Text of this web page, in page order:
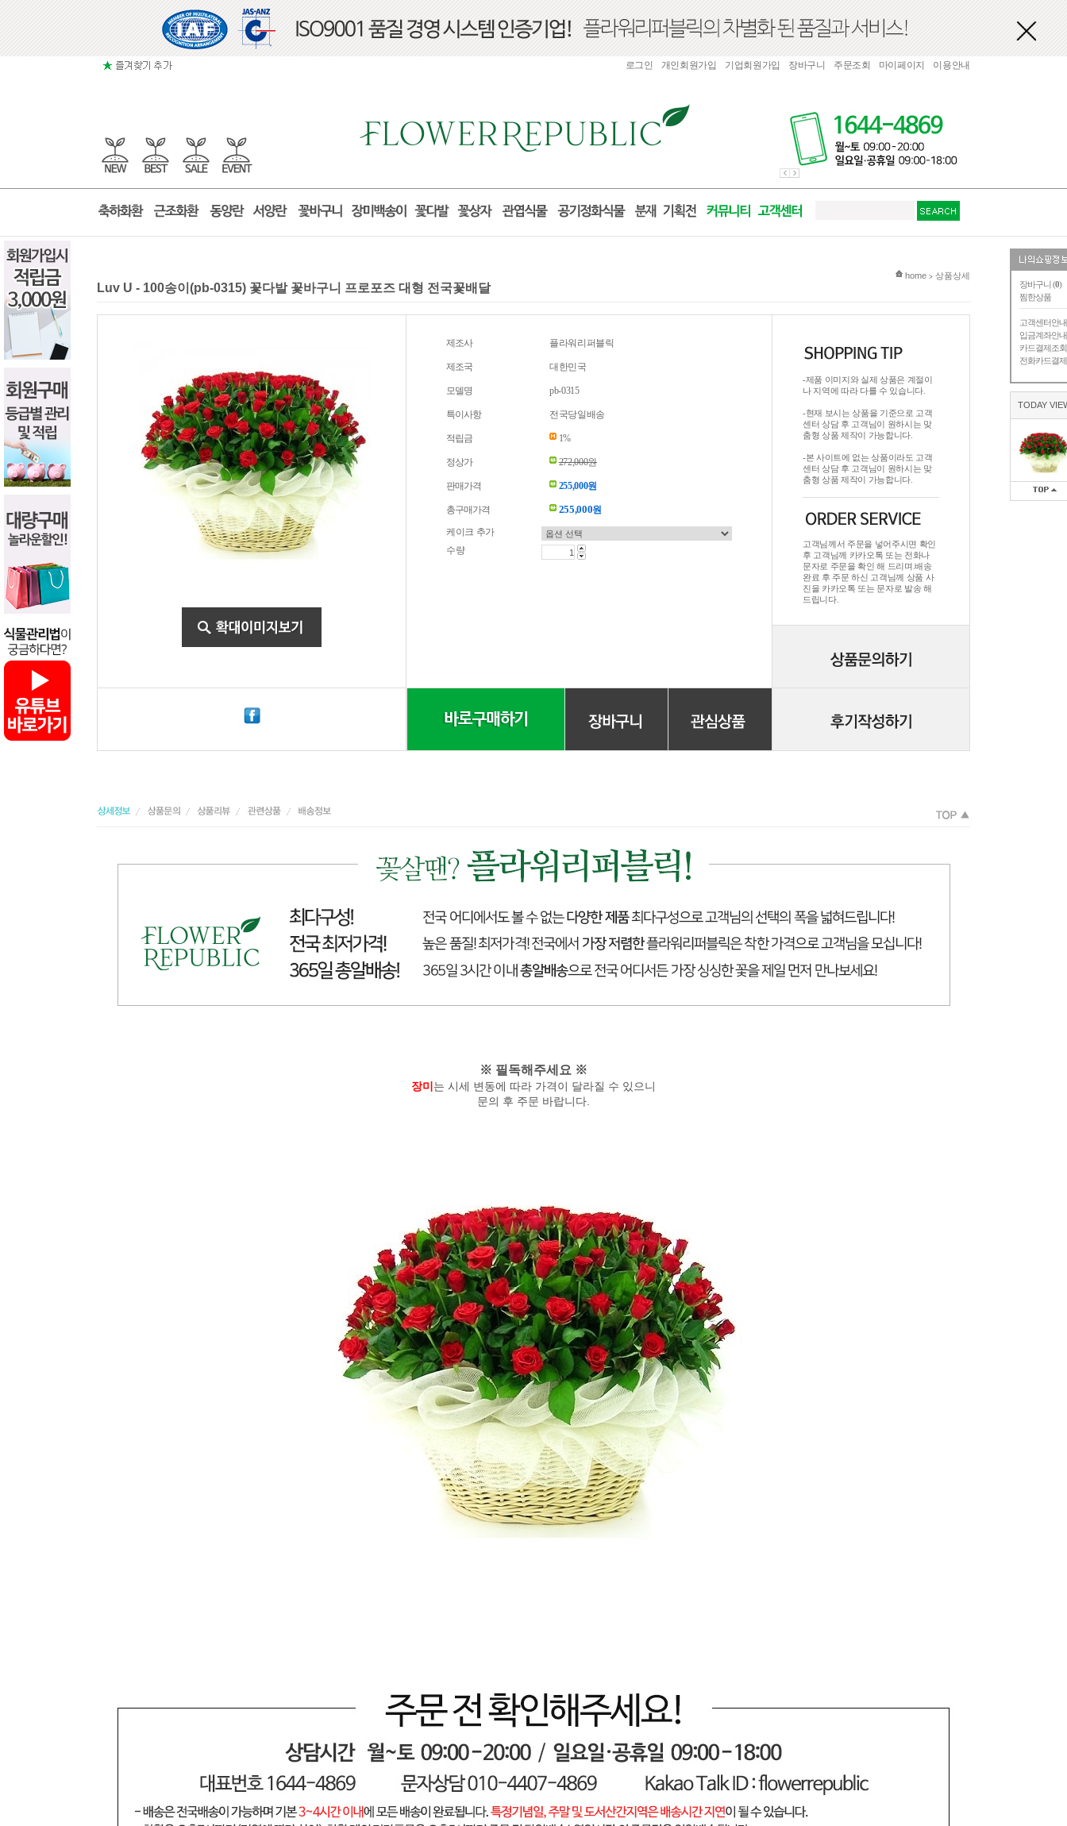
장바구니 (0)
찜한상품
고객센터안내
입금계좌안내
카드결제조회
전화카드결제
TODAY
로그인 개인회원가입 기업회원가입 장바구니 주문조회 마이페이지 이용안내
현재 위치
home > 상품상세
Luv U - 100송이(pb-0315) 꽃다발 꽃바구니 프로포즈 대형 전국꽃배달
제조사 플라워리퍼블릭
제조국 대한민국
모델명 pb-0315
특이사항 전국당일배송
적립금 1%
정상가 272,000원
판매가격 255,000원
총구매가격 255,000원
케이크 추가
수량
-제품 이미지와 실제 상품은 계절이
나 지역에 따라 다를 수 있습니다.
-현재 보시는 상품을 기준으로 고객
센터 상담 후 고객님이 원하시는 맞
춤형 상품 제작이 가능합니다.
-본 사이트에 없는 상품이라도 고객
센터 상담 후 고객님이 원하시는 맞
춤형 상품 제작이 가능합니다.
고객님께서 주문을 넣어주시면 확인
후 고객님께 카카오톡 또는 전화나
문자로 주문을 확인 해 드리며.배송
완료 후 주문 하신 고객님께 상품 사
진을 카카오톡 또는 문자로 발송 해
드립니다.
※ 필독해주세요 ※
장미 는 시세 변동에 따라 가격이 달라질 수 있으니
문의 후 주문 바랍니다.